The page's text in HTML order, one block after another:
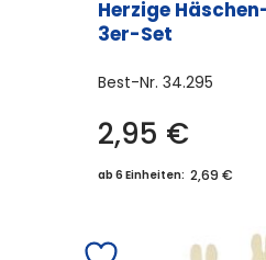
Herzige
3er-Set
Best-Nr. 34.295
2,95 €
ab 6 Einheiten: 2,69 €